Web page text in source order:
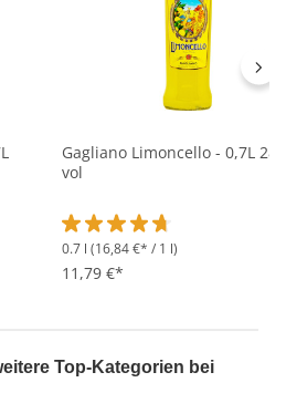
von 4.2 von 5 Sternen
Gagliano Limoncello - 0,7L
vol
Durchschnittliche
0.7 l (16,84 €* / 1 l)
11,79 €*
Top-Kategorien bei